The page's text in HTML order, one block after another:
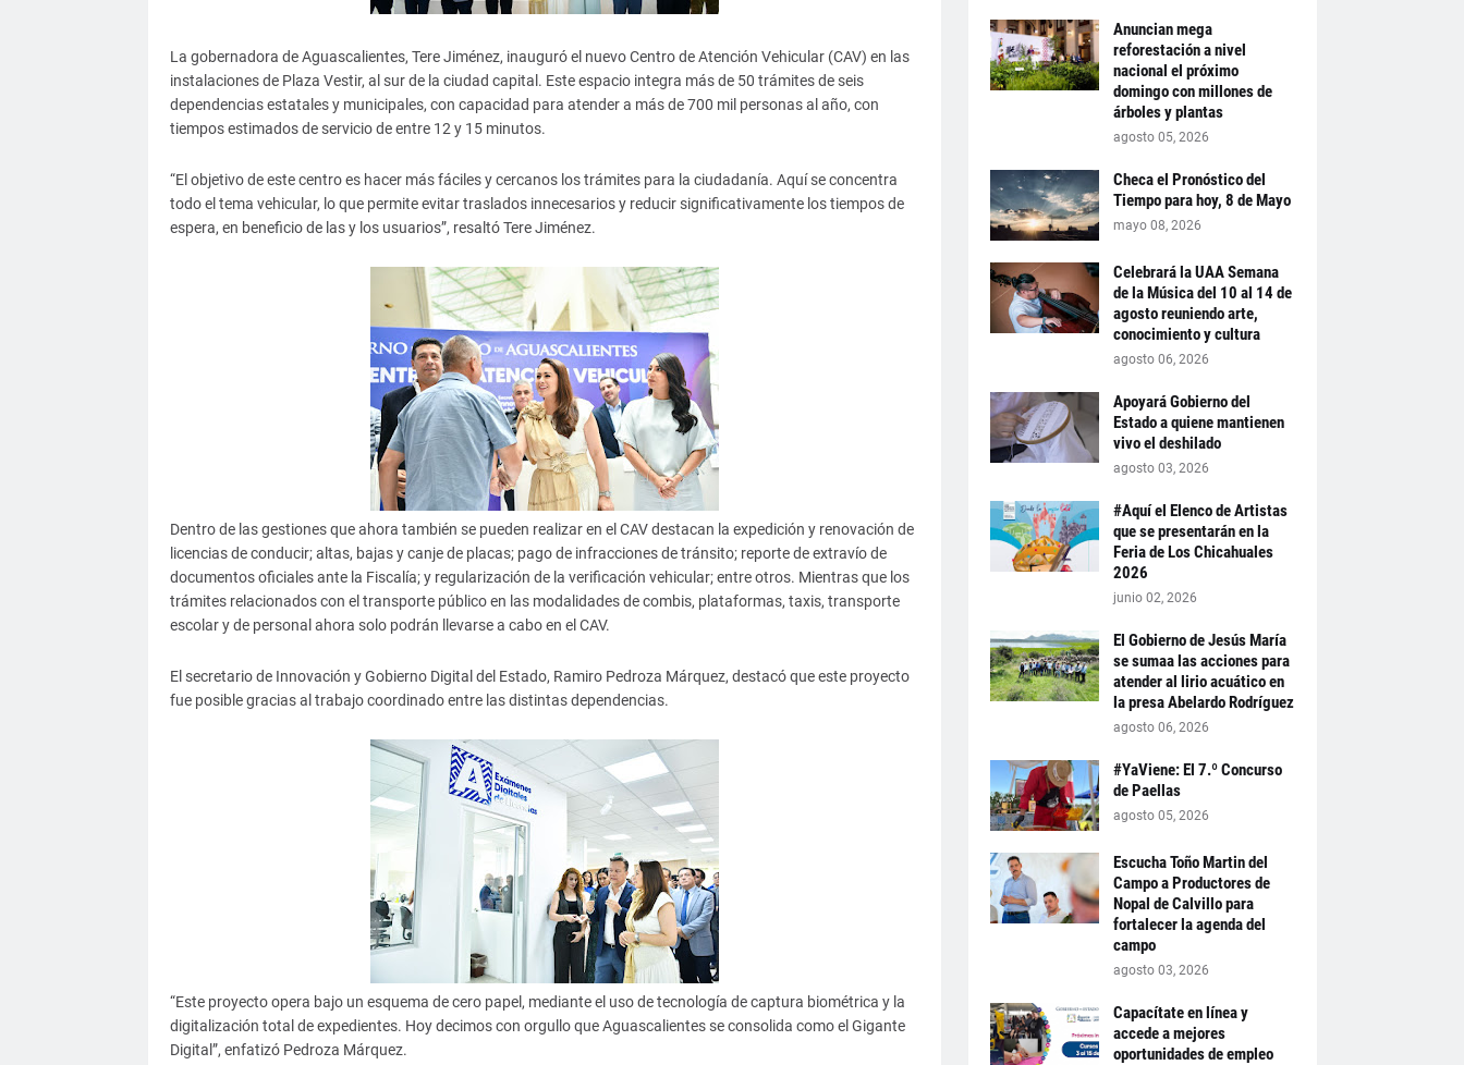
La gobernadora de Aguascalientes, Tere Jiménez, inauguró el nuevo Centro de Atención Vehicular (CAV) en las
instalaciones de Plaza Vestir, al sur de la ciudad capital. Este espacio integra más de 50 trámites de seis
dependencias estatales y municipales, con capacidad para atender a más de 700 mil personas al año, con
tiempos estimados de servicio de entre 12 y 15 minutos.
“El objetivo de este centro es hacer más fáciles y cercanos los trámites para la ciudadanía. Aquí se concentra
todo el tema vehicular, lo que permite evitar traslados innecesarios y reducir significativamente los tiempos de
espera, en beneficio de las y los usuarios”, resaltó Tere Jiménez.
Dentro de las gestiones que ahora también se pueden realizar en el CAV destacan la expedición y renovación de
licencias de conducir; altas, bajas y canje de placas; pago de infracciones de tránsito; reporte de extravío de
documentos oficiales ante la Fiscalía; y regularización de la verificación vehicular; entre otros. Mientras que los
trámites relacionados con el transporte público en las modalidades de combis, plataformas, taxis, transporte
escolar y de personal ahora solo podrán llevarse a cabo en el CAV.
El secretario de Innovación y Gobierno Digital del Estado, Ramiro Pedroza Márquez, destacó que este proyecto
fue posible gracias al trabajo coordinado entre las distintas dependencias.
“Este proyecto opera bajo un esquema de cero papel, mediante el uso de tecnología de captura biométrica y la
digitalización total de expedientes. Hoy decimos con orgullo que Aguascalientes se consolida como el Gigante
Digital”, enfatizó Pedroza Márquez.
Anuncian mega
reforestación a nivel
nacional el próximo
domingo con millones de
árboles y plantas
agosto 05, 2026
Checa el Pronóstico del
Tiempo para hoy, 8 de Mayo
mayo 08, 2026
Celebrará la UAA Semana
de la Música del 10 al 14 de
agosto reuniendo arte,
conocimiento y cultura
agosto 06, 2026
Apoyará Gobierno del
Estado a quiene mantienen
vivo el deshilado
agosto 03, 2026
#Aquí el Elenco de Artistas
que se presentarán en la
Feria de Los Chicahuales
2026
junio 02, 2026
El Gobierno de Jesús María
se sumaa las acciones para
atender al lirio acuático en
la presa Abelardo Rodríguez
agosto 06, 2026
#YaViene: El 7.º Concurso
de Paellas
agosto 05, 2026
Escucha Toño Martin del
Campo a Productores de
Nopal de Calvillo para
fortalecer la agenda del
campo
agosto 03, 2026
Capacítate en línea y
accede a mejores
oportunidades de empleo